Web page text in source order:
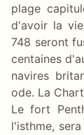
plage
d'avoir la
748 seront
centaines
navires
ode. La
Le fort
l'isthme,